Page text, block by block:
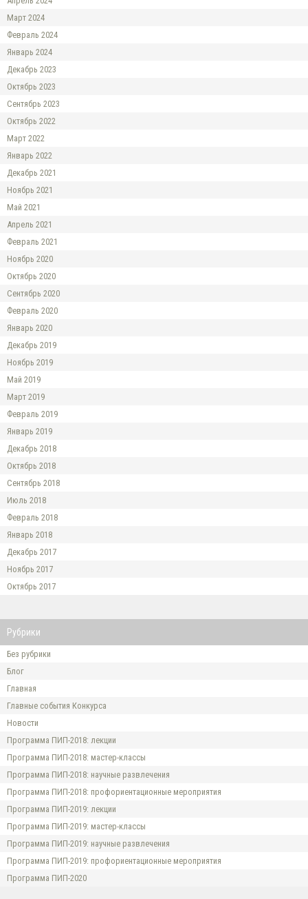
Март 2024
Февраль 2024
Январь 2024
Декабрь 2023
Октябрь 2023
Сентябрь 2023
Октябрь 2022
Март 2022
Январь 2022
Декабрь 2021
Ноябрь 2021
Май 2021
Апрель 2021
Февраль 2021
Ноябрь 2020
Октябрь 2020
Сентябрь 2020
Февраль 2020
Январь 2020
Декабрь 2019
Ноябрь 2019
Май 2019
Март 2019
Февраль 2019
Январь 2019
Декабрь 2018
Октябрь 2018
Сентябрь 2018
Июль 2018
Февраль 2018
Январь 2018
Декабрь 2017
Ноябрь 2017
Октябрь 2017
Рубрики
Без рубрики
Блог
Главная
Главные события Конкурса
Новости
Программа ПИП-2018: лекции
Программа ПИП-2018: мастер-классы
Программа ПИП-2018: научные развлечения
Программа ПИП-2018: профориентационные мероприятия
Программа ПИП-2019: лекции
Программа ПИП-2019: мастер-классы
Программа ПИП-2019: научные развлечения
Программа ПИП-2019: профориентационные мероприятия
Программа ПИП-2020